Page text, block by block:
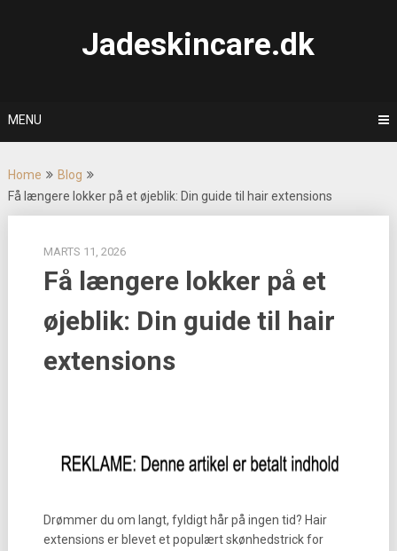
Jadeskincare.dk
MENU
Home
Blog
Få længere lokker på et øjeblik: Din guide til hair extensions
MARTS 11, 2026
Få længere lokker på et
øjeblik: Din guide til hair
extensions
Drømmer du om langt, fyldigt hår på ingen tid? Hair
extensions er blevet et populært skønhedstrick for